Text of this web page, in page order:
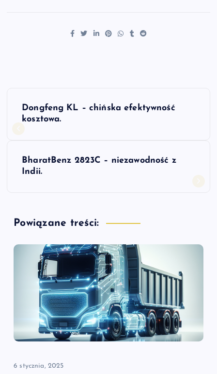
N
a
c
p
Dongfeng KL – chińska efektywność
kosztowa.
BharatBenz 2823C – niezawodność z
Indii.
Powiązane treści:
6 stycznia, 2025